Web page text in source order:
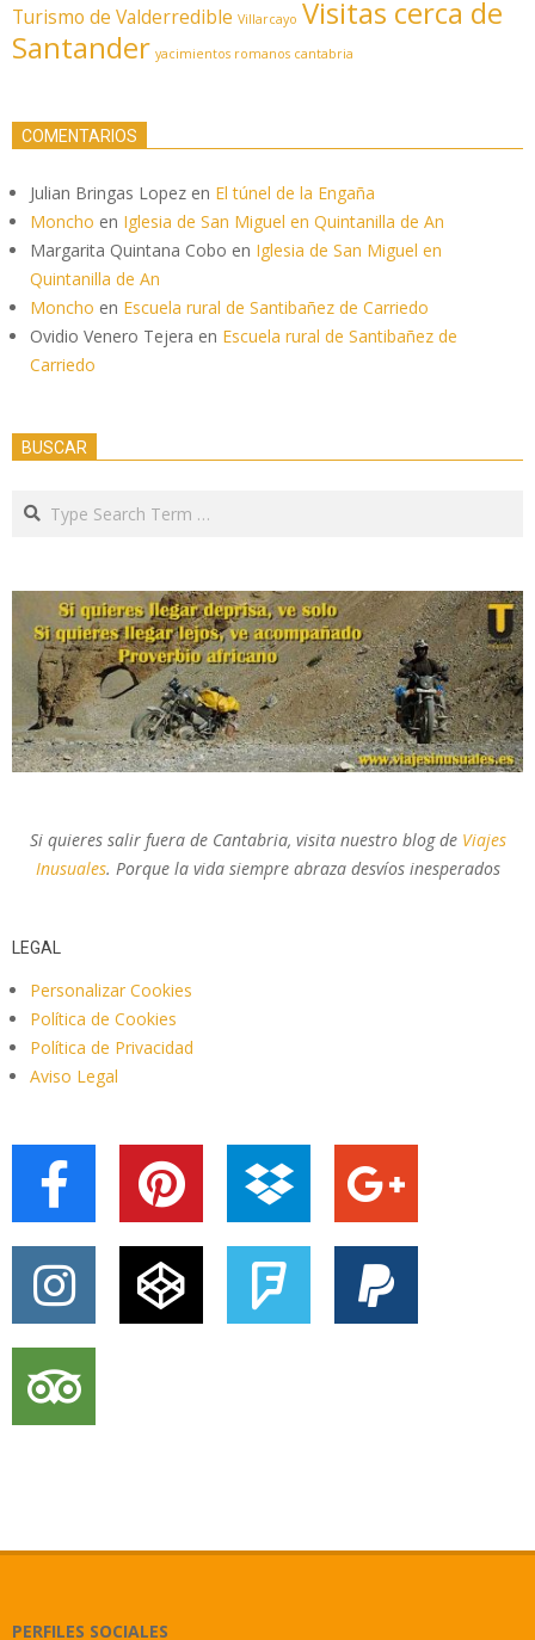
Turismo de Valderredible Villarcayo Visitas cerca de
Santander yacimientos romanos cantabria
COMENTARIOS
Julian Bringas Lopez en El túnel de la Engaña
Moncho en Iglesia de San Miguel en Quintanilla de An
Margarita Quintana Cobo en Iglesia de San Miguel en
Quintanilla de An
Moncho en Escuela rural de Santibañez de Carriedo
Ovidio Venero Tejera en Escuela rural de Santibañez de
Carriedo
BUSCAR
Search
Si quieres salir fuera de Cantabria, visita nuestro blog de Viajes
Inusuales. Porque la vida siempre abraza desvíos inesperados
LEGAL
Personalizar Cookies
Política de Cookies
Política de Privacidad
Aviso Legal
PERFILES SOCIALES